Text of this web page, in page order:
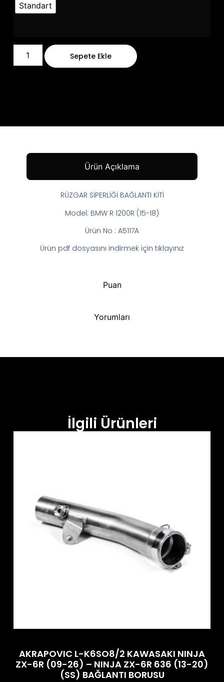
Standart
Sepete Ekle
Ürün Açıklama
Puan
Yorumları
RÜZGAR SİPERLİĞİ BAĞLANTI KİTİ
Model: BMW R 1200R (15-18)
Ürün No : A5117A
Ürün pdf dosyasını indirmek için tıklayınız
İlgili Ürünleri
AKRAPOVIC L-K6SO8/2 KAWASAKI NINJA
ZX-6R (09-26) – NINJA ZX-6R 636 (13-20)
(SS) BAĞLANTI BORUSU